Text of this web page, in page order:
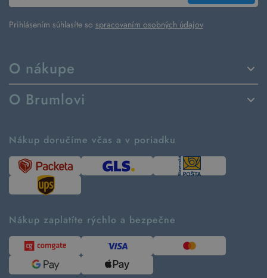
O nákupe
Spôsoby dodania a platby
Vrátenie tovaru a reklamácia
Návod ako nakupovať
Tabuľka veľkostí
Predávané značky
Kontakt
O Brumlovi
Ako tvoríme second hand
Časté otázky
Kde pomáhame
Udržateľnosť
Blog
Pre médiá
Prihlásením súhlasíte so spracovaním osobných údajov
Nákup doručíme včas a v poriadku
Nákup zaplatíte rýchlo a bezpečne